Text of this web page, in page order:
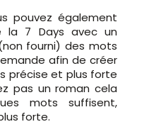
pouvez également
la 7 Days avec un
fourni) des mots
afin de créer
précise et plus forte
pas un roman cela
mots suffisent,
forte.